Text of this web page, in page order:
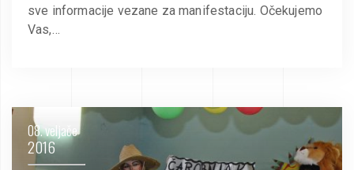
sve informacije vezane za manifestaciju. Očekujemo
Vas,…
08. veljače
2016